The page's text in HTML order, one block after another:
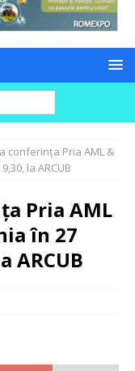
conferința Pria AML &
la ARCUB
Pria AML
în 27
ARCUB